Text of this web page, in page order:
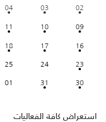
02
03
04
09
10
11
16
17
18
23
24
25
30
31
01
استعراض كافة الفعاليات